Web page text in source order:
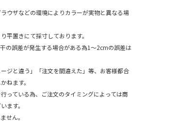
ウザなどの環境によりカラーが実物と異なる場
平置きにて採寸しております。
の誤差が発生する場合がある為1～2cmの誤差は
ジと違う」「注文を間違えた」等、お客様都合
ねます。
っている為、ご注文のタイミングによっては商
ます。
せん。